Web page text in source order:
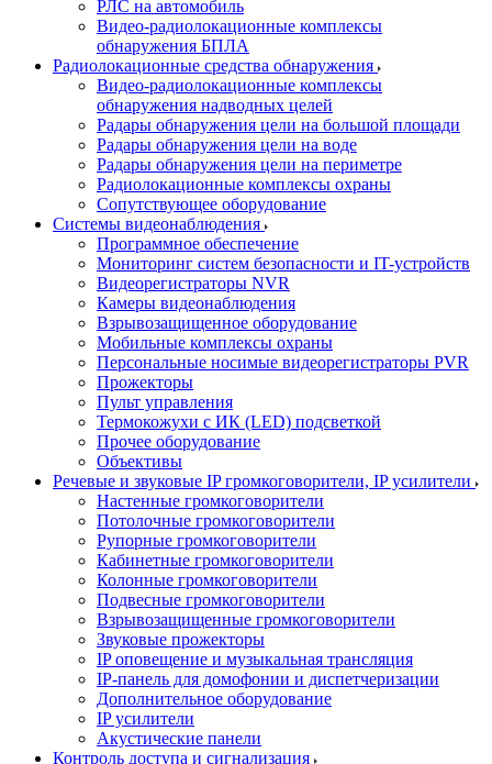
РЛС на автомобиль
Видео-радиолокационные комплексы
обнаружения БПЛА
Радиолокационные средства обнаружения
Видео-радиолокационные комплексы
обнаружения надводных целей
Радары обнаружения цели на большой площади
Радары обнаружения цели на воде
Радары обнаружения цели на периметре
Радиолокационные комплексы охраны
Сопутствующее оборудование
Системы видеонаблюдения
Программное обеспечение
Мониторинг систем безопасности и IT-устройств
Видеорегистраторы NVR
Камеры видеонаблюдения
Взрывозащищенное оборудование
Мобильные комплексы охраны
Персональные носимые видеорегистраторы PVR
Прожекторы
Пульт управления
Термокожухи с ИК (LED) подсветкой
Прочее оборудование
Объективы
Речевые и звуковые IP громкоговорители, IP усилители
Настенные громкоговорители
Потолочные громкоговорители
Рупорные громкоговорители
Кабинетные громкоговорители
Колонные громкоговорители
Подвесные громкоговорители
Взрывозащищенные громкоговорители
Звуковые прожекторы
IP оповещение и музыкальная трансляция
IP-панель для домофонии и диспетчеризации
Дополнительное оборудование
IP усилители
Акустические панели
Контроль доступа и сигнализация